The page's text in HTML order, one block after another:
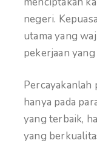
negeri.
utama yang
pekerjaan
hanya pada
yang terbaik,
yang